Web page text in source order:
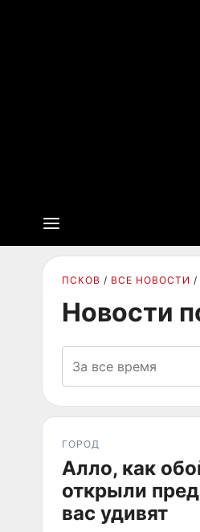
ПСКОВ ВСЕ НОВОСТИ
Новости
ГОРОД
Алло, как
открыли
вас удивят